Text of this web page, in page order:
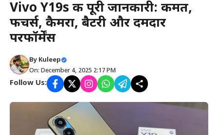
Vivo Y19s की पूरी जानकारी: कीमत,
फीचर्स, कैमरा, बैटरी और दमदार
परफॉर्मेंस
By Kuleep
On: December 4, 2025 2:17 PM
Follow Us: